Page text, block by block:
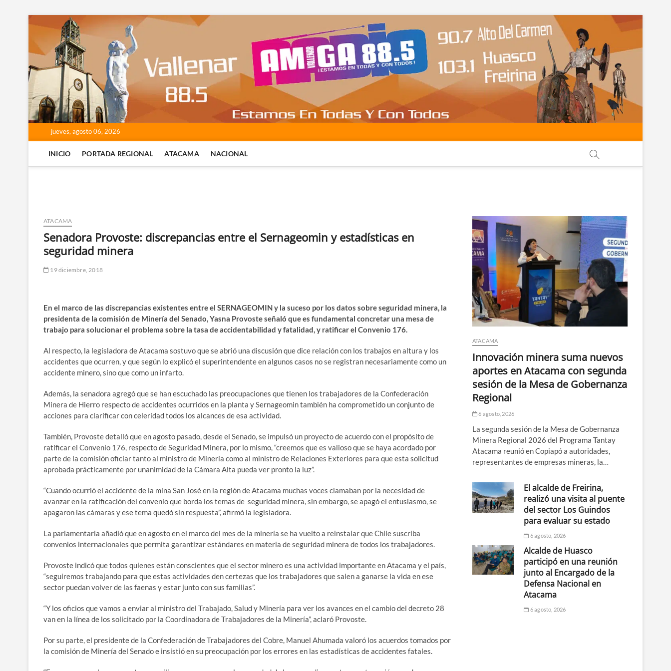
contenido
jueves, agosto 06, 2026
INICIO PORTADA REGIONAL ATACAMA NACIONAL
ATACAMA
Senadora Provoste: discrepancias entre el Sernageomin y estadísticas en
seguridad minera
19 diciembre, 2018
En el marco de las discrepancias existentes entre el SERNAGEOMIN y la suceso por los datos sobre seguridad minera, la
presidenta de la comisión de Minería del Senado, Yasna Provoste señaló que es fundamental concretar una mesa de
trabajo para solucionar el problema sobre la tasa de accidentabilidad y fatalidad, y ratificar el Convenio 176.
Al respecto, la legisladora de Atacama sostuvo que se abrió una discusión que dice relación con los trabajos en altura y los
accidentes que ocurren, y que según lo explicó el superintendente en algunos casos no se registran necesariamente como un
accidente minero, sino que como un infarto.
Además, la senadora agregó que se han escuchado las preocupaciones que tienen los trabajadores de la Confederación
Minera de Hierro respecto de accidentes ocurridos en la planta y Sernageomin también ha comprometido un conjunto de
acciones para clarificar con celeridad todos los alcances de esa actividad.
También, Provoste detalló que en agosto pasado, desde el Senado, se impulsó un proyecto de acuerdo con el propósito de
ratificar el Convenio 176, respecto de Seguridad Minera, por lo mismo, “creemos que es valioso que se haya acordado por
parte de la comisión oficiar tanto al ministro de Minería como al ministro de Relaciones Exteriores para que esta solicitud
aprobada prácticamente por unanimidad de la Cámara Alta pueda ver pronto la luz”.
“Cuando ocurrió el accidente de la mina San José en la región de Atacama muchas voces clamaban por la necesidad de
avanzar en la ratificación del convenio que borda los temas de seguridad minera, sin embargo, se apagó el entusiasmo, se
apagaron las cámaras y ese tema quedó sin respuesta”, afirmó la legisladora.
La parlamentaria añadió que en agosto en el marco del mes de la minería se ha vuelto a reinstalar que Chile suscriba
convenios internacionales que permita garantizar estándares en materia de seguridad minera de todos los trabajadores.
Provoste indicó que todos quienes están conscientes que el sector minero es una actividad importante en Atacama y el país,
“seguiremos trabajando para que estas actividades den certezas que los trabajadores que salen a ganarse la vida en ese
sector puedan volver de las faenas y estar junto con sus familias”.
“Y los oficios que vamos a enviar al ministro del Trabajado, Salud y Minería para ver los avances en el cambio del decreto 28
van en la línea de los solicitado por la Coordinadora de Trabajadores de la Minería”, aclaró Provoste.
Por su parte, el presidente de la Confederación de Trabajadores del Cobre, Manuel Ahumada valoró los acuerdos tomados por
la comisión de Minería del Senado e insistió en su preocupación por los errores en las estadísticas de accidentes fatales.
ATACAMA
Innovación minera suma nuevos
aportes en Atacama con segunda
sesión de la Mesa de Gobernanza
Regional
6 agosto, 2026
La segunda sesión de la Mesa de Gobernanza
Minera Regional 2026 del Programa Tantay
Atacama reunió en Copiapó a autoridades,
representantes de empresas mineras, la…
El alcalde de Freirina,
realizó una visita al puente
del sector Los Guindos
para evaluar su estado
6 agosto, 2026
Alcalde de Huasco
participó en una reunión
junto al Encargado de la
Defensa Nacional en
Atacama
6 agosto, 2026